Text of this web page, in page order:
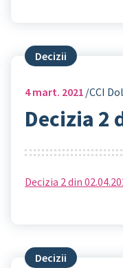
Decizii
4mart. 2021 CCI
Decizia 2
Decizia 2 din
Decizii